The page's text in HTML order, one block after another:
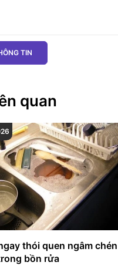
TIN
quan
thói quen ngâm chén
bồn rửa